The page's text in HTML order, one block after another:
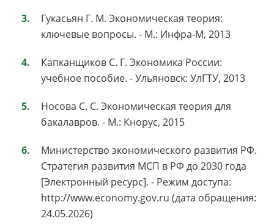
Гукасьян Г. М. Экономическая теория:
ключевые вопросы. - М.: Инфра-М, 2013
Капканщиков С. Г. Экономика России:
учебное пособие. - Ульяновск: УлГТУ, 2013
Носова С. С. Экономическая теория для
бакалавров. - М.: Кнорус, 2015
Министерство экономического развития РФ.
Стратегия развития МСП в РФ до 2030 года
[Электронный ресурс]. - Режим доступа:
http://www.economy.gov.ru (дата обращения:
24.05.2026)